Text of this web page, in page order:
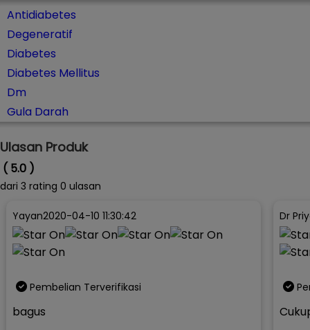
Antidiabetes
Degeneratif
Diabetes
Diabetes Mellitus
Dm
Gula Darah
Ulasan Produk
( 5.0 )
dari 3 rating 0 ulasan
Yayan2020-04-10 11:30:42
Pembelian Terverifikasi
bagus
Dr